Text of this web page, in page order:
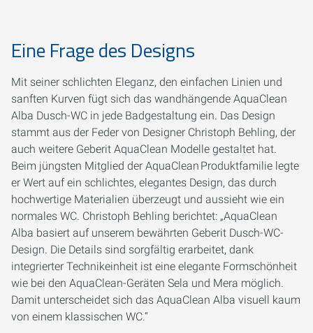
Eine Frage des Designs
Mit seiner schlichten Eleganz, den einfachen Linien und
sanften Kurven fügt sich das wandhängende AquaClean
Alba Dusch-WC in jede Badgestaltung ein. Das Design
stammt aus der Feder von Designer Christoph Behling, der
auch weitere Geberit AquaClean Modelle gestaltet hat.
Beim jüngsten Mitglied der AquaClean Produktfamilie legte
er Wert auf ein schlichtes, elegantes Design, das durch
hochwertige Materialien überzeugt und aussieht wie ein
normales WC. Christoph Behling berichtet: „AquaClean
Alba basiert auf unserem bewährten Geberit Dusch-WC-
Design. Die Details sind sorgfältig erarbeitet, dank
integrierter Technikeinheit ist eine elegante Formschönheit
wie bei den AquaClean-Geräten Sela und Mera möglich.
Damit unterscheidet sich das AquaClean Alba visuell kaum
von einem klassischen WC.“